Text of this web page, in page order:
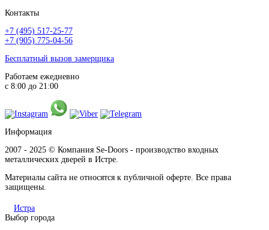
Контакты
+7 (495) 517-25-77
+7 (905) 775-04-56
Бесплатный вызов замерщика
Работаем ежедневно
с 8:00 до 21:00
Информация
2007 - 2025 © Компания Se-Doors - производство входных
металлических дверей в Истре.
Материалы сайта не относятся к публичной оферте. Все права
защищены.
Истра
Выбор города